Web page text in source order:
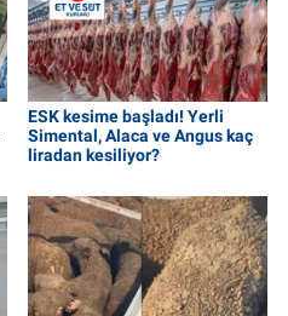
ESK kesime başladı! Yerli
Simental, Alaca ve Angus kaç
liradan kesiliyor?